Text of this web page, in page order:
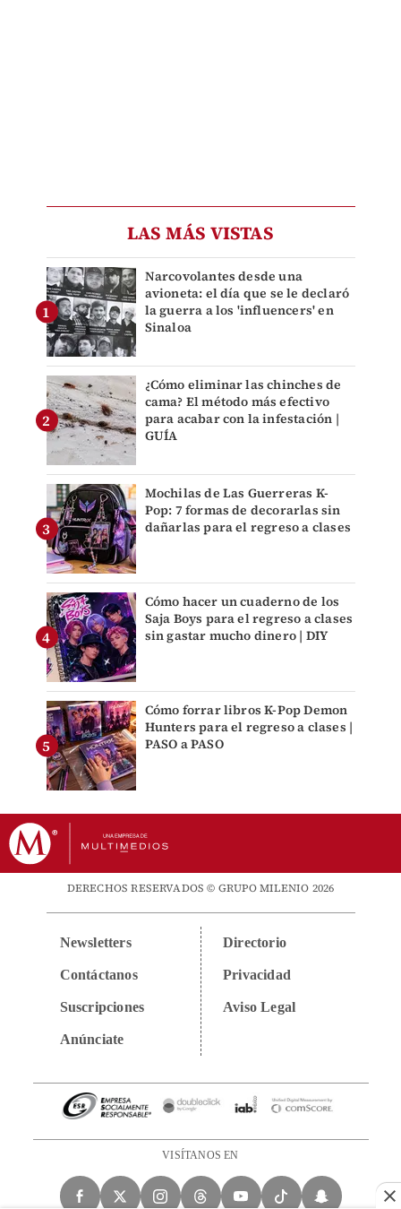
LAS MÁS VISTAS
Narcovolantes desde una
avioneta: el día que se le declaró
la guerra a los 'influencers' en
Sinaloa
¿Cómo eliminar las chinches de
cama? El método más efectivo
para acabar con la infestación |
GUÍA
Mochilas de Las Guerreras K-
Pop: 7 formas de decorarlas sin
dañarlas para el regreso a clases
Cómo hacer un cuaderno de los
Saja Boys para el regreso a clases
sin gastar mucho dinero | DIY
Cómo forrar libros K-Pop Demon
Hunters para el regreso a clases |
PASO a PASO
DERECHOS RESERVADOS © GRUPO MILENIO 2026
Newsletters
Contáctanos
Suscripciones
Anúnciate
Directorio
Privacidad
Aviso Legal
VISÍTANOS EN